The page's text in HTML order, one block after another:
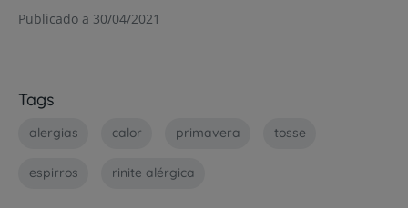
Publicado a 30/04/2021
Tags
alergias calor primavera tosse
espirros rinite alérgica